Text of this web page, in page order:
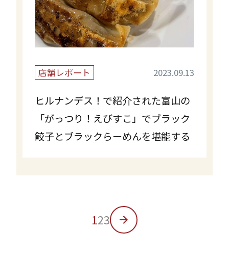
店舗レポート 2023.09.13
ヒルナンデス！で紹介された富山の
「がっつり！えびすこ」でブラック
餃子とブラックらーめんを堪能する
123